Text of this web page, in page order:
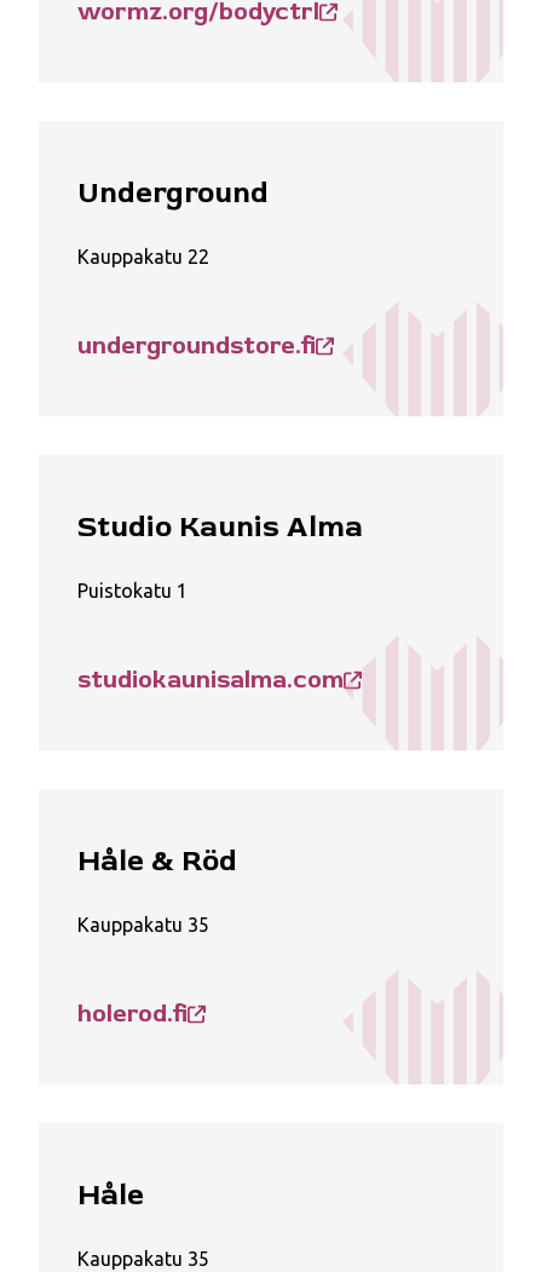
wormz.org/bodyctrl
Underground
Kauppakatu 22
undergroundstore.fi
Studio Kaunis Alma
Puistokatu 1
studiokaunisalma.com
Håle & Röd
Kauppakatu 35
holerod.fi
Håle
Kauppakatu 35